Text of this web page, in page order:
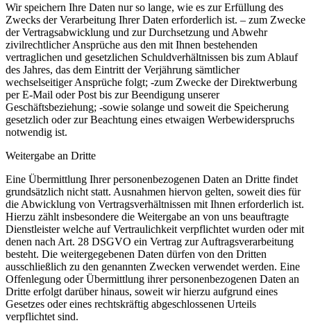
Wir speichern Ihre Daten nur so lange, wie es zur Erfüllung des
Zwecks der Verarbeitung Ihrer Daten erforderlich ist. – zum Zwecke
der Vertragsabwicklung und zur Durchsetzung und Abwehr
zivilrechtlicher Ansprüche aus den mit Ihnen bestehenden
vertraglichen und gesetzlichen Schuldverhältnissen bis zum Ablauf
des Jahres, das dem Eintritt der Verjährung sämtlicher
wechselseitiger Ansprüche folgt; -zum Zwecke der Direktwerbung
per E-Mail oder Post bis zur Beendigung unserer
Geschäftsbeziehung; -sowie solange und soweit die Speicherung
gesetzlich oder zur Beachtung eines etwaigen Werbewiderspruchs
notwendig ist.
Weitergabe an Dritte
Eine Übermittlung Ihrer personenbezogenen Daten an Dritte findet
grundsätzlich nicht statt. Ausnahmen hiervon gelten, soweit dies für
die Abwicklung von Vertragsverhältnissen mit Ihnen erforderlich ist.
Hierzu zählt insbesondere die Weitergabe an von uns beauftragte
Dienstleister welche auf Vertraulichkeit verpflichtet wurden oder mit
denen nach Art. 28 DSGVO ein Vertrag zur Auftragsverarbeitung
besteht. Die weitergegebenen Daten dürfen von den Dritten
ausschließlich zu den genannten Zwecken verwendet werden. Eine
Offenlegung oder Übermittlung ihrer personenbezogenen Daten an
Dritte erfolgt darüber hinaus, soweit wir hierzu aufgrund eines
Gesetzes oder eines rechtskräftig abgeschlossenen Urteils
verpflichtet sind.